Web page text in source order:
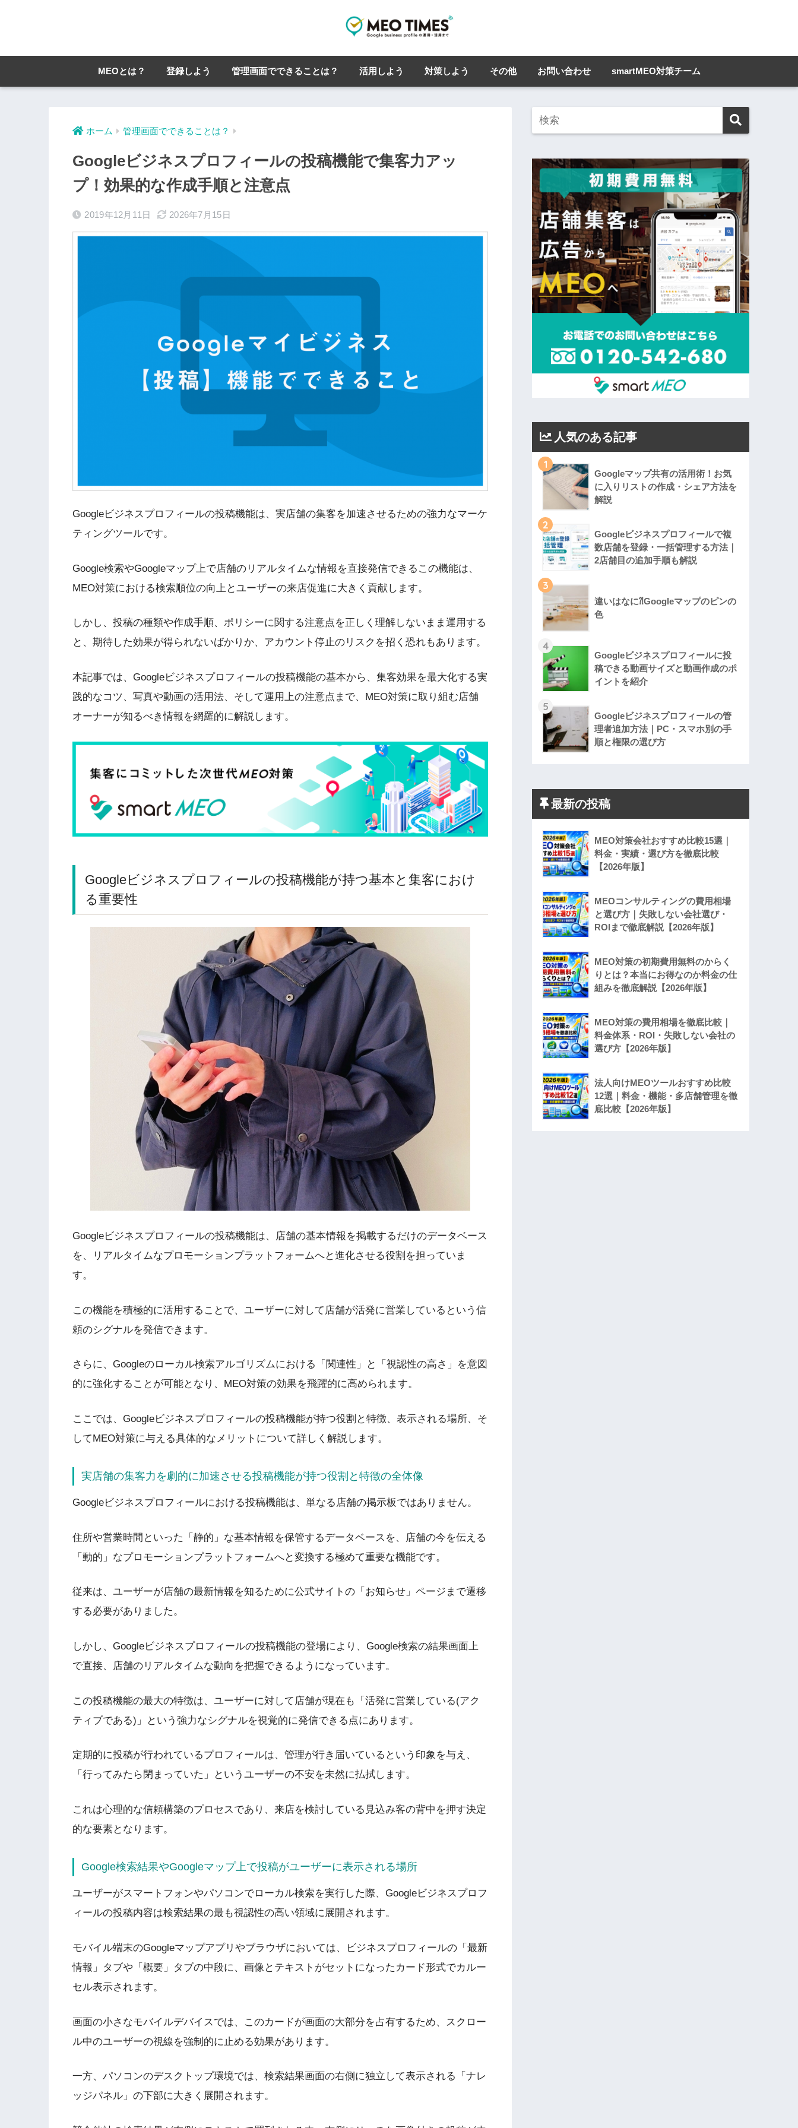
MEOとは？ 登録しよう 管理画面でできることは？ 活用しよう 対策しよう その他 お問い合わせ smartMEO対策チーム
ホーム 管理画面でできることは？
Googleビジネスプロフィールの投稿機能で集客力アッ
プ！効果的な作成手順と注意点
2019年12月11日 2026年7月15日
Googleビジネスプロフィールの投稿機能は、実店舗の集客を加速させるための強力なマーケ
ティングツールです。
Google検索やGoogleマップ上で店舗のリアルタイムな情報を直接発信できるこの機能は、
MEO対策における検索順位の向上とユーザーの来店促進に大きく貢献します。
しかし、投稿の種類や作成手順、ポリシーに関する注意点を正しく理解しないまま運用する
と、期待した効果が得られないばかりか、アカウント停止のリスクを招く恐れもあります。
本記事では、Googleビジネスプロフィールの投稿機能の基本から、集客効果を最大化する実
践的なコツ、写真や動画の活用法、そして運用上の注意点まで、MEO対策に取り組む店舗
オーナーが知るべき情報を網羅的に解説します。
Googleビジネスプロフィールの投稿機能が持つ基本と集客におけ
る重要性
Googleビジネスプロフィールの投稿機能は、店舗の基本情報を掲載するだけのデータベース
を、リアルタイムなプロモーションプラットフォームへと進化させる役割を担っていま
す。
この機能を積極的に活用することで、ユーザーに対して店舗が活発に営業しているという信
頼のシグナルを発信できます。
さらに、Googleのローカル検索アルゴリズムにおける「関連性」と「視認性の高さ」を意図
的に強化することが可能となり、MEO対策の効果を飛躍的に高められます。
ここでは、Googleビジネスプロフィールの投稿機能が持つ役割と特徴、表示される場所、そ
してMEO対策に与える具体的なメリットについて詳しく解説します。
実店舗の集客力を劇的に加速させる投稿機能が持つ役割と特徴の全体像
Googleビジネスプロフィールにおける投稿機能は、単なる店舗の掲示板ではありません。
住所や営業時間といった「静的」な基本情報を保管するデータベースを、店舗の今を伝える
「動的」なプロモーションプラットフォームへと変換する極めて重要な機能です。
従来は、ユーザーが店舗の最新情報を知るために公式サイトの「お知らせ」ページまで遷移
する必要がありました。
しかし、Googleビジネスプロフィールの投稿機能の登場により、Google検索の結果画面上
で直接、店舗のリアルタイムな動向を把握できるようになっています。
この投稿機能の最大の特徴は、ユーザーに対して店舗が現在も「活発に営業している(アク
ティブである)」という強力なシグナルを視覚的に発信できる点にあります。
定期的に投稿が行われているプロフィールは、管理が行き届いているという印象を与え、
「行ってみたら閉まっていた」というユーザーの不安を未然に払拭します。
これは心理的な信頼構築のプロセスであり、来店を検討している見込み客の背中を押す決定
的な要素となります。
Google検索結果やGoogleマップ上で投稿がユーザーに表示される場所
ユーザーがスマートフォンやパソコンでローカル検索を実行した際、Googleビジネスプロフ
ィールの投稿内容は検索結果の最も視認性の高い領域に展開されます。
モバイル端末のGoogleマップアプリやブラウザにおいては、ビジネスプロフィールの「最新
情報」タブや「概要」タブの中段に、画像とテキストがセットになったカード形式でカルー
セル表示されます。
画面の小さなモバイルデバイスでは、このカードが画面の大部分を占有するため、スクロー
ル中のユーザーの視線を強制的に止める効果があります。
一方、パソコンのデスクトップ環境では、検索結果画面の右側に独立して表示される「ナレ
ッジパネル」の下部に大きく展開されます。
人気のある記事
1
Googleマップ共有の活用術！お気
に入りリストの作成・シェア方法を
解説
2
Googleビジネスプロフィールで複
数店舗を登録・一括管理する方法｜
2店舗目の追加手順も解説
3
違いはなに⁈Googleマップのピンの
色
4
Googleビジネスプロフィールに投
稿できる動画サイズと動画作成のポ
イントを紹介
5
Googleビジネスプロフィールの管
理者追加方法｜PC・スマホ別の手
順と権限の選び方
最新の投稿
MEO対策会社おすすめ比較15選｜
料金・実績・選び方を徹底比較
【2026年版】
MEOコンサルティングの費用相場
と選び方｜失敗しない会社選び・
ROIまで徹底解説【2026年版】
MEO対策の初期費用無料のからく
りとは？本当にお得なのか料金の仕
組みを徹底解説【2026年版】
MEO対策の費用相場を徹底比較｜
料金体系・ROI・失敗しない会社の
選び方【2026年版】
法人向けMEOツールおすすめ比較
12選｜料金・機能・多店舗管理を徹
底比較【2026年版】